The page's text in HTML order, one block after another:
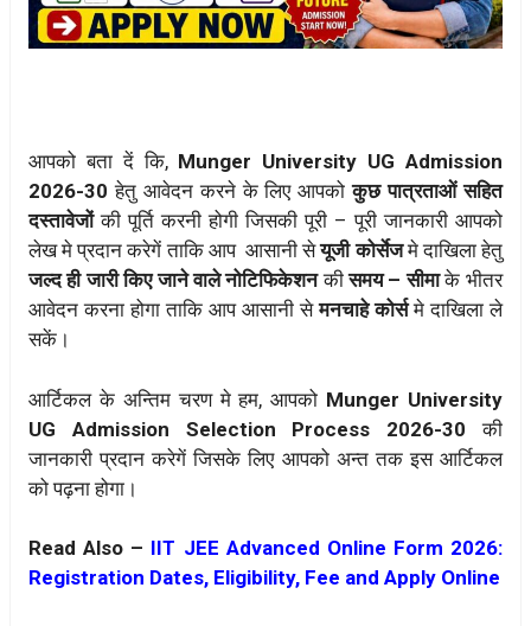
आपको बता दें कि, Munger University UG Admission
2026-30 हेतु आवेदन करने के लिए आपको कुछ पात्रताओं सहित
दस्तावेजोंकी पूर्ति करनी होगी जिसकी पूरी – पूरी जानकारी आपको
लेख मे प्रदान करेगें ताकि आप आसानी सेयूजी कोर्सेजमे दाखिला हेतु
जल्द ही जारी किए जाने वाले नोटिफिकेशनकीसमय – सीमाके भीतर
आवेदन करना होगा ताकि आप आसानी सेमनचाहे कोर्समे दाखिला ले
सकें।
आर्टिकल के अन्तिम चरण मे हम, आपको Munger University
UG Admission Selection Process 2026-30 की
जानकारी प्रदान करेगें जिसके लिए आपको अन्त तक इस आर्टिकल
को पढ़ना होगा।
Read Also – IIT JEE Advanced Online Form 2026:
Registration Dates, Eligibility, Fee and Apply Online